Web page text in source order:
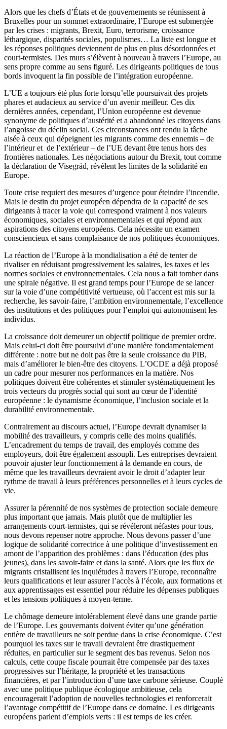
Alors que les chefs d’États et de gouvernements se réunissent à
Bruxelles pour un sommet extraordinaire, l’Europe est submergée
par les crises : migrants, Brexit, Euro, terrorisme, croissance
léthargique, disparités sociales, populismes… La liste est longue et
les réponses politiques deviennent de plus en plus désordonnées et
court-termistes. Des murs s’élèvent à nouveau à travers l’Europe, au
sens propre comme au sens figuré. Les dirigeants politiques de tous
bords invoquent la fin possible de l’intégration européenne.
L’UE a toujours été plus forte lorsqu’elle poursuivait des projets
phares et audacieux au service d’un avenir meilleur. Ces dix
dernières années, cependant, l’Union européenne est devenue
synonyme de politiques d’austérité et a abandonné les citoyens dans
l’angoisse du déclin social. Ces circonstances ont rendu la tâche
aisée à ceux qui dépeignent les migrants comme des ennemis – de
l’intérieur et de l’extérieur – de l’UE devant être tenus hors des
frontières nationales. Les négociations autour du Brexit, tout comme
la déclaration de Visegrád, révèlent les limites de la solidarité en
Europe.
Toute crise requiert des mesures d’urgence pour éteindre l’incendie.
Mais le destin du projet européen dépendra de la capacité de ses
dirigeants à tracer la voie qui correspond vraiment à nos valeurs
économiques, sociales et environnementales et qui répond aux
aspirations des citoyens européens. Cela nécessite un examen
consciencieux et sans complaisance de nos politiques économiques.
La réaction de l’Europe à la mondialisation a été de tenter de
rivaliser en réduisant progressivement les salaires, les taxes et les
normes sociales et environnementales. Cela nous a fait tomber dans
une spirale négative. Il est grand temps pour l’Europe de se lancer
sur la voie d’une compétitivité vertueuse, où l’accent est mis sur la
recherche, les savoir-faire, l’ambition environnementale, l’excellence
des institutions et des politiques pour l’emploi qui autonomisent les
individus.
La croissance doit demeurer un objectif politique de premier ordre.
Mais celui-ci doit être poursuivi d’une manière fondamentalement
différente : notre but ne doit pas être la seule croissance du PIB,
mais d’améliorer le bien-être des citoyens. L’OCDE a déjà proposé
un cadre pour mesurer nos performances en la matière. Nos
politiques doivent être cohérentes et stimuler systématiquement les
trois vecteurs du progrès social qui sont au cœur de l’identité
européenne : le dynamisme économique, l’inclusion sociale et la
durabilité environnementale.
Contrairement au discours actuel, l’Europe devrait dynamiser la
mobilité des travailleurs, y compris celle des moins qualifiés.
L’encadrement du temps de travail, des employés comme des
employeurs, doit être également assoupli. Les entreprises devraient
pouvoir ajuster leur fonctionnement à la demande en cours, de
même que les travailleurs devraient avoir le droit d’adapter leur
rythme de travail à leurs préférences personnelles et à leurs cycles de
vie.
Assurer la pérennité de nos systèmes de protection sociale demeure
plus important que jamais. Mais plutôt que de multiplier les
arrangements court-termistes, qui se révéleront néfastes pour tous,
nous devons repenser notre approche. Nous devons passer d’une
logique de solidarité correctrice à une politique d’investissement en
amont de l’apparition des problèmes : dans l’éducation (des plus
jeunes), dans les savoir-faire et dans la santé. Alors que les flux de
migrants cristallisent les inquiétudes à travers l’Europe, reconnaître
leurs qualifications et leur assurer l’accès à l’école, aux formations et
aux apprentissages est essentiel pour réduire les dépenses publiques
et les tensions politiques à moyen-terme.
Le chômage demeure intolérablement élevé dans une grande partie
de l’Europe. Les gouvernants doivent éviter qu’une génération
entière de travailleurs ne soit perdue dans la crise économique. C’est
pourquoi les taxes sur le travail devraient être drastiquement
réduites, en particulier sur le segment des bas revenus. Selon nos
calculs, cette coupe fiscale pourrait être compensée par des taxes
progressives sur l’héritage, la propriété et les transactions
financières, et par l’introduction d’une taxe carbone sérieuse. Couplé
avec une politique publique écologique ambitieuse, cela
encouragerait l’adoption de nouvelles technologies et renforcerait
l’avantage compétitif de l’Europe dans ce domaine. Les dirigeants
européens parlent d’emplois verts : il est temps de les créer.